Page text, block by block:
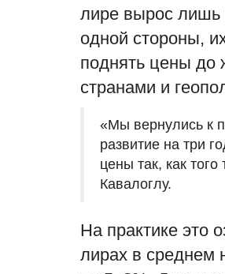
лире вырос лишь
одной стороны,
поднять цены до
странами и
«Мы вернулись к
развитие на три
цены так, как
Кавалоглу.
На практике это
лирах в среднем